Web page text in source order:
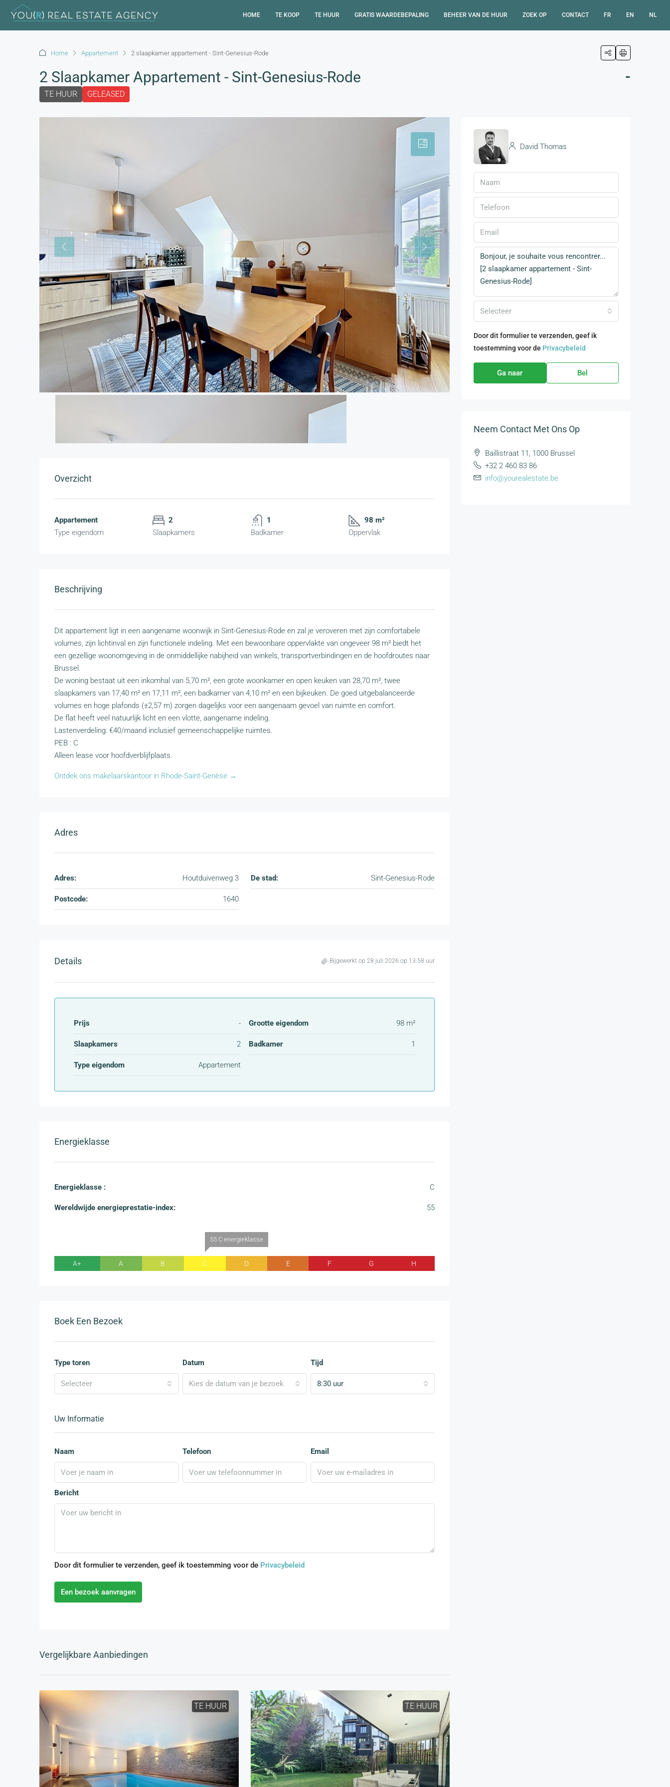
HOME TE KOOP TE HUUR GRATIS WAARDEBEPALING BEHEER VAN DE HUUR ZOEK OP CONTACT FR EN NL
Home Appartement 2 slaapkamer appartement - Sint-Genesius-Rode
2 Slaapkamer Appartement - Sint-Genesius-Rode
TE HUUR GELEASED
-
Overzicht
Appartement
Type eigendom
2
Slaapkamers
1
Badkamer
98 m²
Oppervlak
Beschrijving
Dit appartement ligt in een aangename woonwijk in Sint-Genesius-Rode en zal je veroveren met zijn comfortabele
volumes, zijn lichtinval en zijn functionele indeling. Met een bewoonbare oppervlakte van ongeveer 98 m² biedt het
een gezellige woonomgeving in de onmiddellijke nabijheid van winkels, transportverbindingen en de hoofdroutes naar
Brussel.
De woning bestaat uit een inkomhal van 5,70 m², een grote woonkamer en open keuken van 28,70 m², twee
slaapkamers van 17,40 m² en 17,11 m², een badkamer van 4,10 m² en een bijkeuken. De goed uitgebalanceerde
volumes en hoge plafonds (±2,57 m) zorgen dagelijks voor een aangenaam gevoel van ruimte en comfort.
De flat heeft veel natuurlijk licht en een vlotte, aangename indeling.
Lastenverdeling: €40/maand inclusief gemeenschappelijke ruimtes.
PEB : C
Alleen lease voor hoofdverblijfplaats.
Ontdek ons makelaarskantoor in Rhode-Saint-Genèse →
Adres
Adres: Houtduivenweg 3 De stad: Sint-Genesius-Rode
Postcode: 1640
Details Bijgewerkt op 28 juli 2026 op 13:58 uur
Prijs - Grootte eigendom 98 m²
Slaapkamers 2 Badkamer 1
Type eigendom Appartement
Energieklasse
Energieklasse : C
Wereldwijde energieprestatie-index: 55
A+ A B
55 C energieklasse
C D E F G H
Boek Een Bezoek
Type toren
Selecteer
Datum
Kies de datum van je bezoek
Tijd
8:30 uur
Uw Informatie
Naam Telefoon Email
Bericht
Door dit formulier te verzenden, geef ik toestemming voor de Privacybeleid
Een bezoek aanvragen
Vergelijkbare Aanbiedingen
TE HUUR TE HUUR
David Thomas
Selecteer
Door dit formulier te verzenden, geef ik
toestemming voor de Privacybeleid
Ga naar Bel
Neem Contact Met Ons Op
Baillistraat 11, 1000 Brussel
+32 2 460 83 86
info@yourealestate.be